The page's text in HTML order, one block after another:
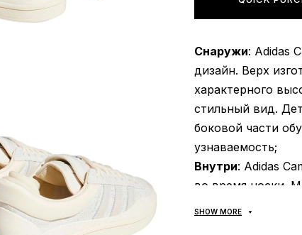
Снаружи: Adidas
дизайн. Верх
характерного
стильный вид.
боковой части
узнаваемость;
Внутри: Adidas
во время носки.
SHOW MORE